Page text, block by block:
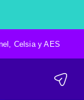
Celsia y AES